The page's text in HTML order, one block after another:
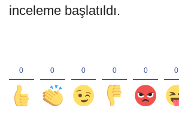
inceleme başlatıldı.